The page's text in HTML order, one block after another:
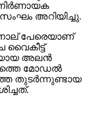
അറിയിച്ചു.
പേരെയാണ്
വൈകീട്ട്
അലന്‍
മോഡല്‍
തുടര്‍ന്നുണ്ടായ